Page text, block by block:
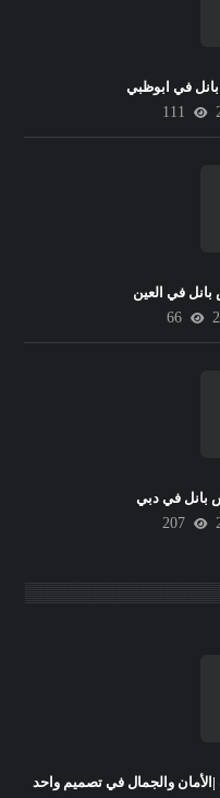
في ابوظبي
111
في العين
66
بانل في دبي
207
والجمال في تصميم واحد